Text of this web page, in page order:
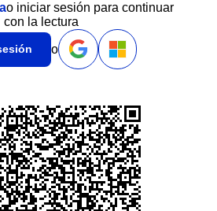
o iniciar sesión para continuar
con la lectura
o